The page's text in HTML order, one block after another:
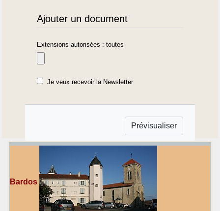
Ajouter un document
Extensions autorisées : toutes
Je veux recevoir la Newsletter
Bardos